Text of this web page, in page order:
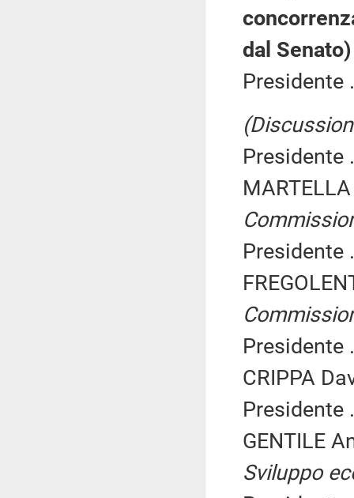
dal
Presidente
Presidente
Presidente
Presidente
CRIPPA
Presidente
GENTILE
Sviluppo